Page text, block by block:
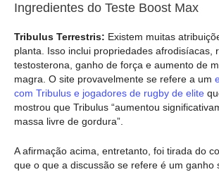
Ingredientes do Teste Boost Max
Tribulus Terrestris: Existem muitas
planta. Isso inclui propriedades afrodisíacas,
testosterona, ganho de força e aumento de
magra. O site provavelmente se refere a um
com Tribulus e jogadores de rugby de elite
mostrou que Tribulus “aumentou
massa livre de gordura”.
A afirmação acima, entretanto, foi tirada do
que o que a discussão se refere é um ganho